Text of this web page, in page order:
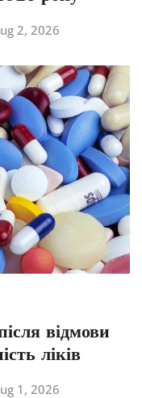
2, 2026
відмови
ліків
1, 2026